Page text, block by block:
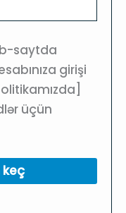
saytda
girişi
üçün